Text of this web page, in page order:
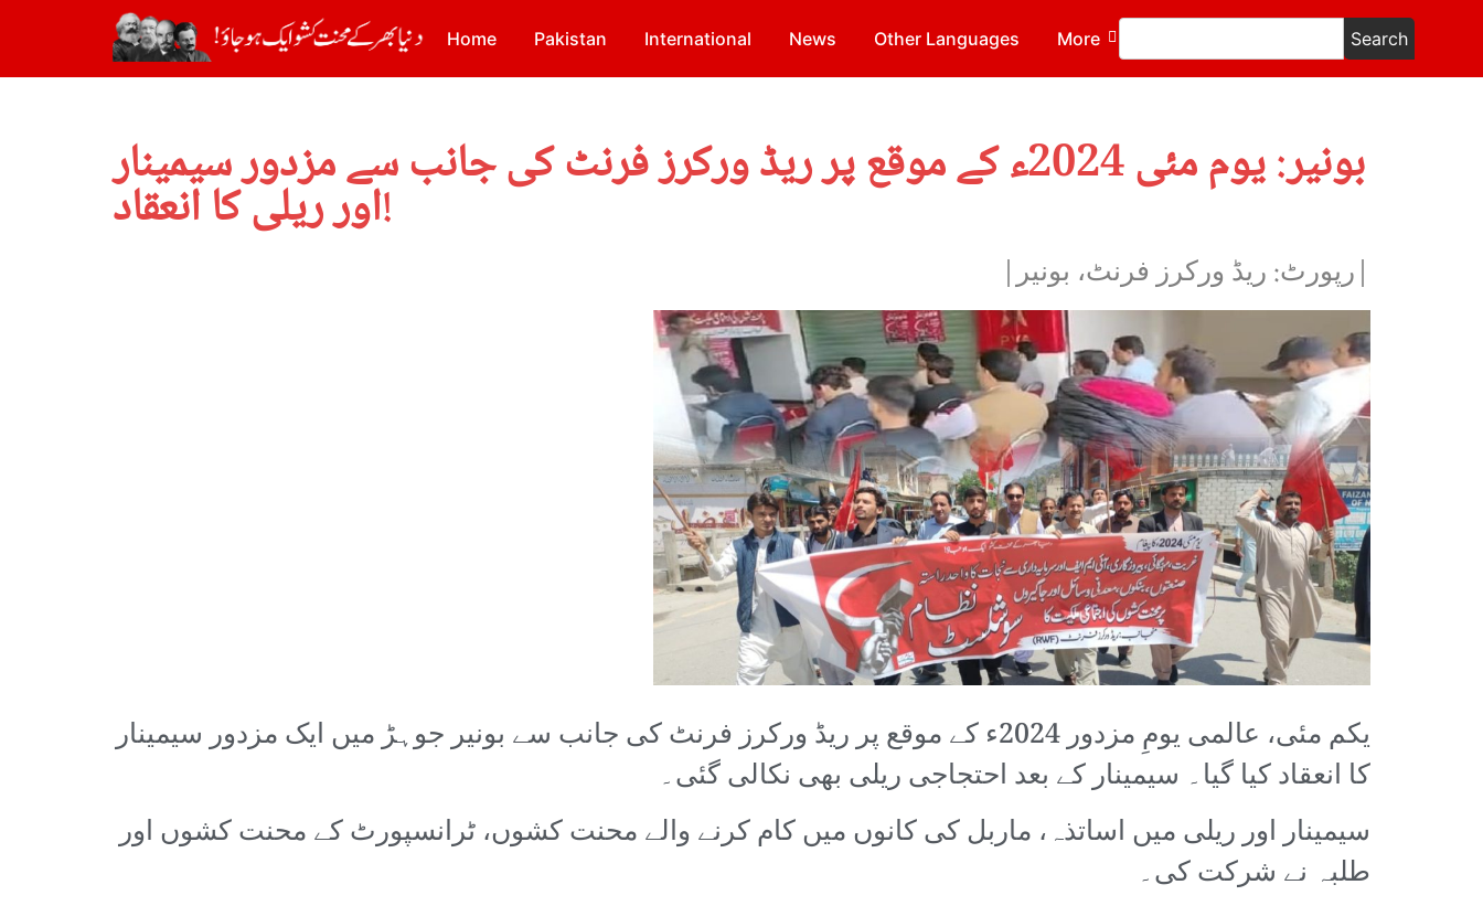
Home Pakistan International News Other Languages More Search
بونیر: یوم مئی 2024ء کے موقع پر ریڈ ورکرز فرنٹ کی جانب سے مزدور سیمینار
اور ریلی کا انعقاد!
|رپورٹ: ریڈ ورکرز فرنٹ، بونیر|
یکم مئی، عالمی یومِ مزدور 2024ء کے موقع پر ریڈ ورکرز فرنٹ کی جانب سے بونیر جوہڑ میں ایک مزدور سیمینار
کا انعقاد کیا گیا۔ سیمینار کے بعد احتجاجی ریلی بھی نکالی گئی۔
سیمینار اور ریلی میں اساتذہ، ماربل کی کانوں میں کام کرنے والے محنت کشوں، ٹرانسپورٹ کے محنت کشوں اور
طلبہ نے شرکت کی۔